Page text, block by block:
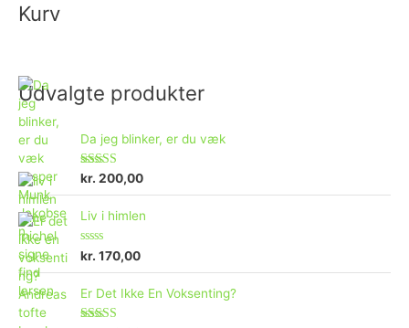
Kurv
Udvalgte produkter
Da jeg blinker, er du væk
Vurderet
ud af 5
kr. 200,00
Liv i himlen
V
r
d
e
r
kr. 170,00
Er Det Ikke En Voksenting?